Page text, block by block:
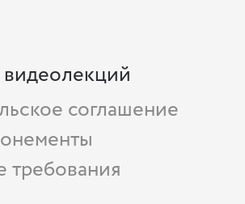
соглашение
требования